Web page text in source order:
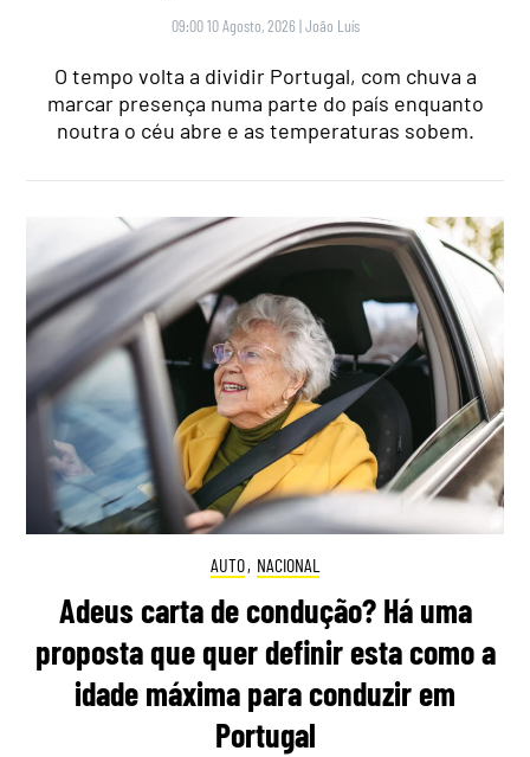
09:00 10 Agosto, 2026 |João Luís
O tempo volta a dividir Portugal, com chuva a
marcar presença numa parte do país enquanto
noutra o céu abre e as temperaturas sobem.
AUTO, NACIONAL
Adeus carta de condução? Há uma
proposta que quer definir esta como a
idade máxima para conduzir em
Portugal